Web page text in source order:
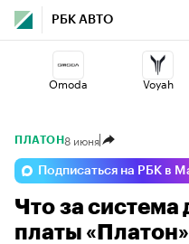
РБК АВТО
Omoda Voyah
Volga
Lada Jaecoo
ПЛАТОН8 июня
Подписаться на РБК в
Что за система
платы